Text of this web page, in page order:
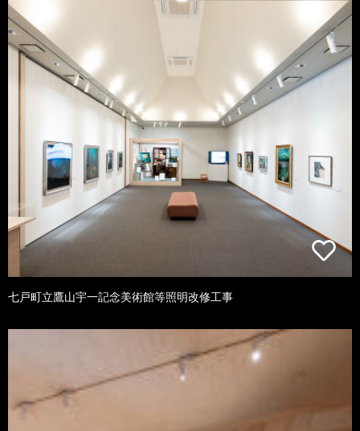
七戸町立鷹山宇一記念美術館等照明改修工事